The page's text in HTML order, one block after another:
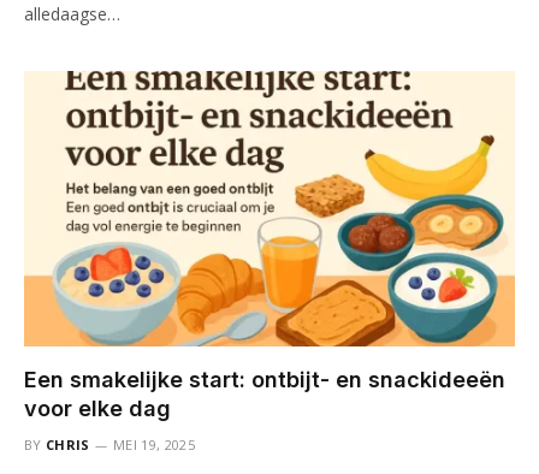
alledaagse…
Een smakelijke start: ontbijt- en snackideeën
voor elke dag
BY CHRIS MEI 19, 2025